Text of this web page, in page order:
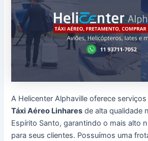
A Helicenter Alphaville oferece
Táxi Aéreo Linhares de alta qualidade
Espírito Santo, garantindo o mais alto
para seus clientes. Possuímos uma